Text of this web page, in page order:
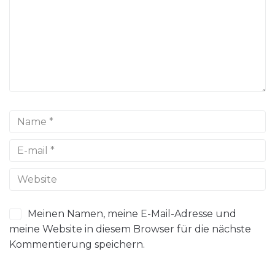
Meinen Namen, meine E-Mail-Adresse und
meine Website in diesem Browser für die nächste
Kommentierung speichern.